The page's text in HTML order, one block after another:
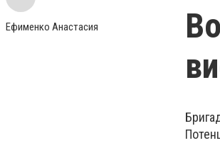
Ефименко Анастасия